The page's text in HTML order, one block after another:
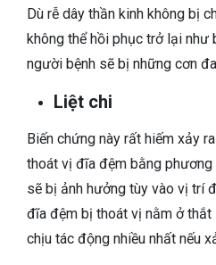
Dù rễ dây thần kinh không bị
không thể hồi phục trở lại như
người bệnh sẽ bị những cơn
Liệt chi
Biến chứng này rất hiếm xảy
thoát vị đĩa đệm bằng phương
sẽ bị ảnh hưởng tùy vào vị trí
đĩa đệm bị thoát vị nằm ở thắt
chịu tác động nhiều nhất nếu